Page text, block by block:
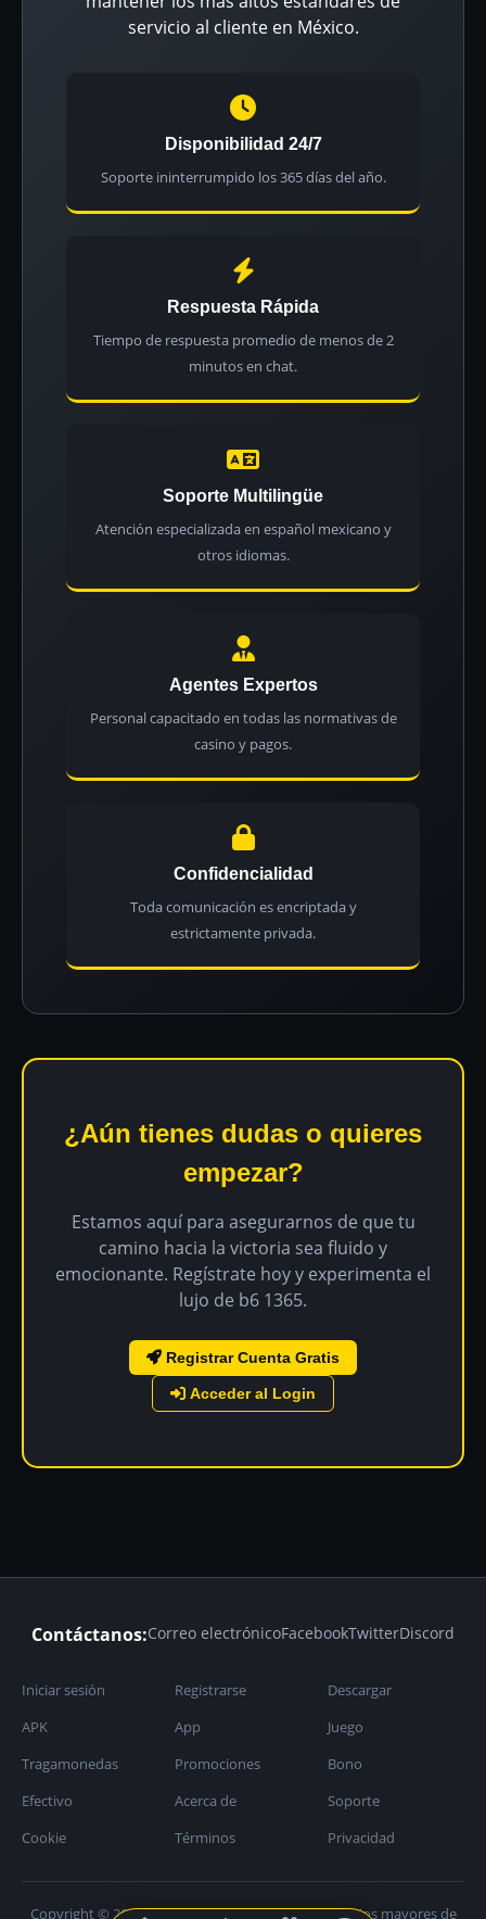
servicio al cliente en México.
Disponibilidad 24/7
Soporte ininterrumpido los 365 días del año.
Respuesta Rápida
Tiempo de respuesta promedio de menos de 2
minutos en chat.
Soporte Multilingüe
Atención especializada en español mexicano y
otros idiomas.
Agentes Expertos
Personal capacitado en todas las normativas de
casino y pagos.
Confidencialidad
Toda comunicación es encriptada y
estrictamente privada.
¿Aún tienes dudas o quieres
empezar?
Estamos aquí para asegurarnos de que tu
camino hacia la victoria sea fluido y
emocionante. Regístrate hoy y experimenta el
lujo de b6 1365.
Registrar Cuenta Gratis
Acceder al Login
Contáctanos:Correo electrónicoFacebookTwitterDiscord
Iniciar sesión Registrarse
Descargar
APK
App
Juego
Tragamonedas
Promociones
Bono
Efectivo
Acerca de
Soporte
Cookie
Términos Privacidad
Copyright © 2026 b6-1365.com. Al servicio de usuarios mayores de